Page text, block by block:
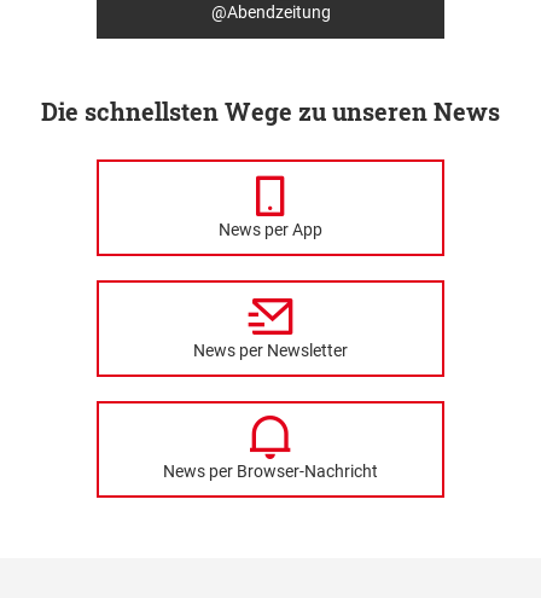
@Abendzeitung
Die schnellsten Wege zu unseren News
News per App
News per Newsletter
News per Browser-Nachricht